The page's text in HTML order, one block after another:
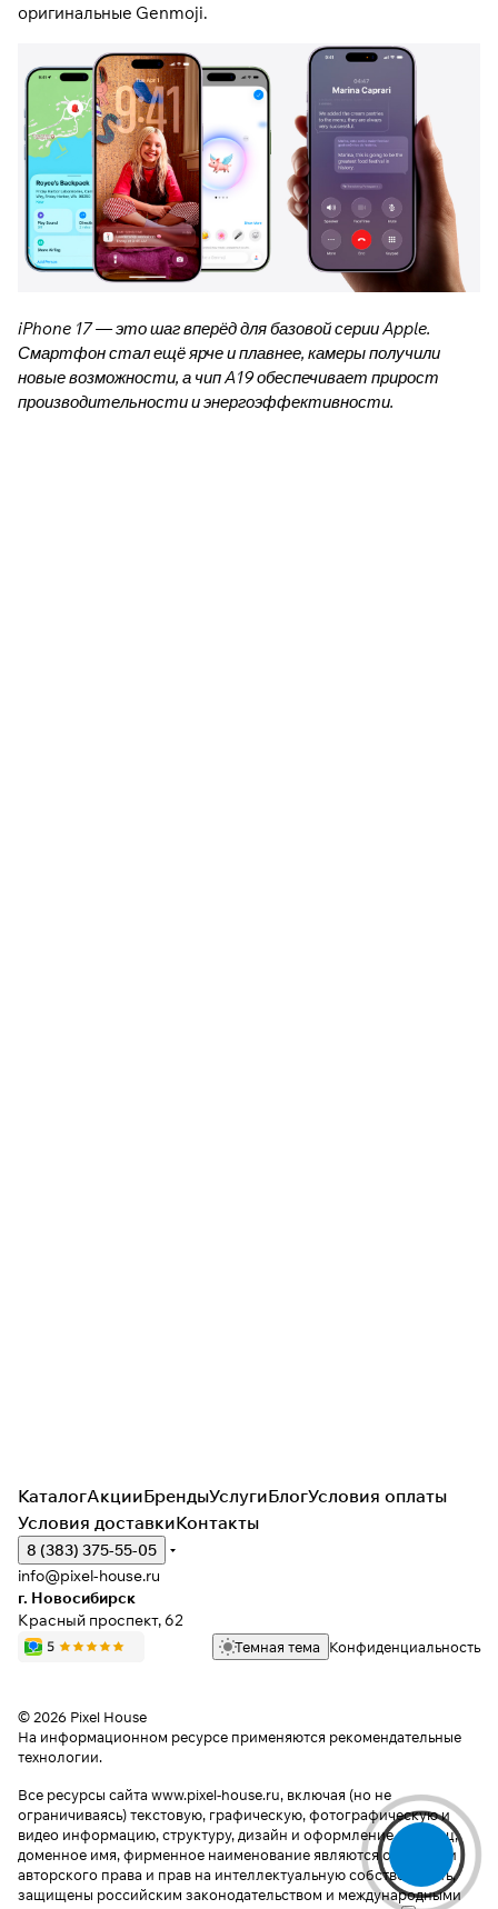
оригинальные Genmoji.
iPhone 17 — это шаг вперёд для базовой серии Apple.
Смартфон стал ещё ярче и плавнее, камеры получили
новые возможности, а чип A19 обеспечивает прирост
производительности и энергоэффективности.
КаталогАкцииБрендыУслугиБлогУсловия оплаты
Условия доставкиКонтакты
8 (383) 375-55-05
info@pixel-house.ru
г. Новосибирск
Красный проспект, 62
Темная тема Конфиденциальность
© 2026 Pixel House
На информационном ресурсе применяются рекомендательные
технологии.
Все ресурсы сайта www.pixel-house.ru, включая (но не
ограничиваясь) текстовую, графическую, фотографическую и
видео информацию, структуру, дизайн и оформление страниц,
доменное имя, фирменное наименование являются объектами
авторского права и прав на интеллектуальную собственность,
защищены российским законодательством и международными